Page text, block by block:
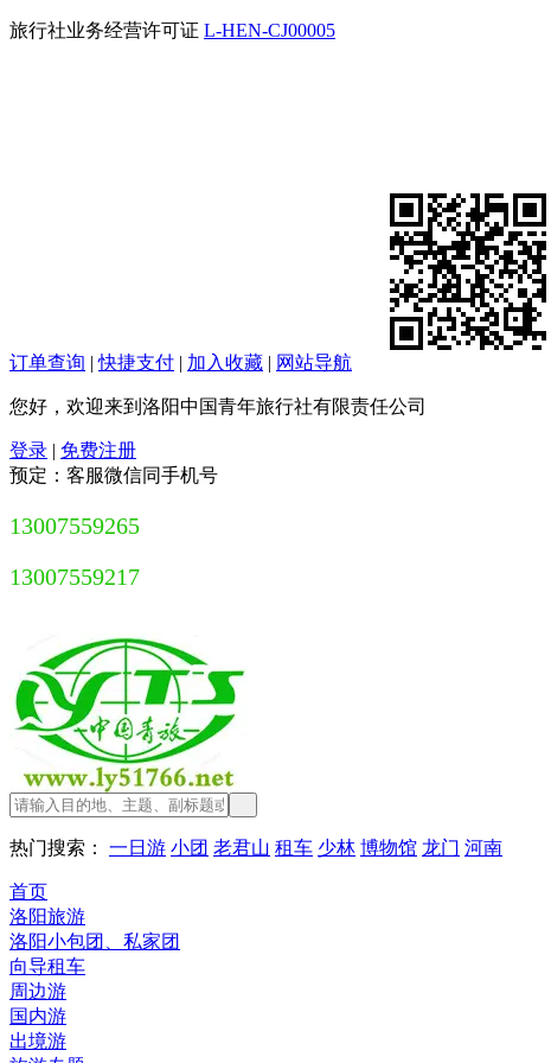
旅行社业务经营许可证 L-HEN-CJ00005
订单查询 |快捷支付 | 加入收藏 | 网站导航
您好，欢迎来到洛阳中国青年旅行社有限责任公司
登录 | 免费注册
预定：客服微信同手机号
13007559265
13007559217
热门搜索： 一日游 小团 老君山 租车 少林 博物馆 龙门 河南
首页
洛阳旅游
洛阳小包团、私家团
向导租车
周边游
国内游
出境游